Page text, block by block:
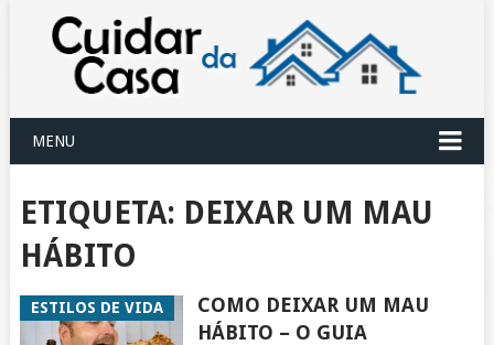
MENU
ETIQUETA: DEIXAR UM MAU
HÁBITO
ESTILOS DE VIDA
COMO DEIXAR UM MAU
HÁBITO – O GUIA